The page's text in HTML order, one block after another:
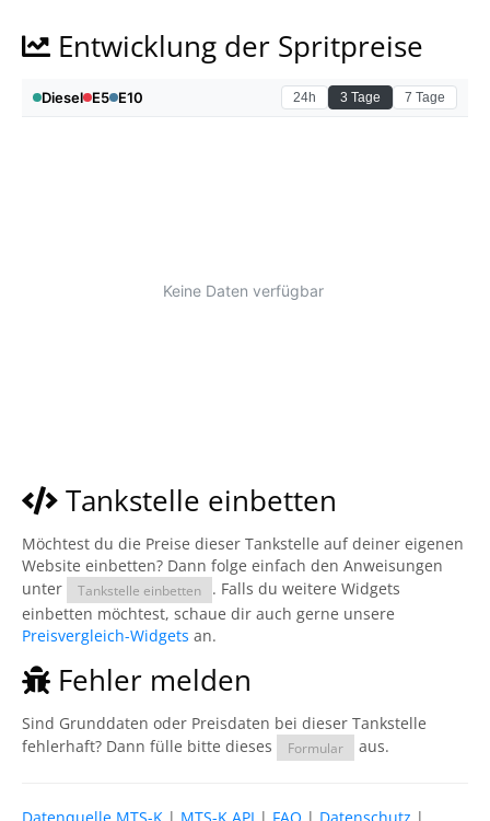
Entwicklung der Spritpreise
Tankstelle einbetten
Möchtest du die Preise dieser Tankstelle auf deiner eigenen
Website einbetten? Dann folge einfach den Anweisungen
unter
Tankstelle einbetten
. Falls du weitere Widgets
einbetten möchtest, schaue dir auch gerne unsere
Preisvergleich-Widgets an.
Fehler melden
Sind Grunddaten oder Preisdaten bei dieser Tankstelle
fehlerhaft? Dann fülle bitte dieses
Formular aus.